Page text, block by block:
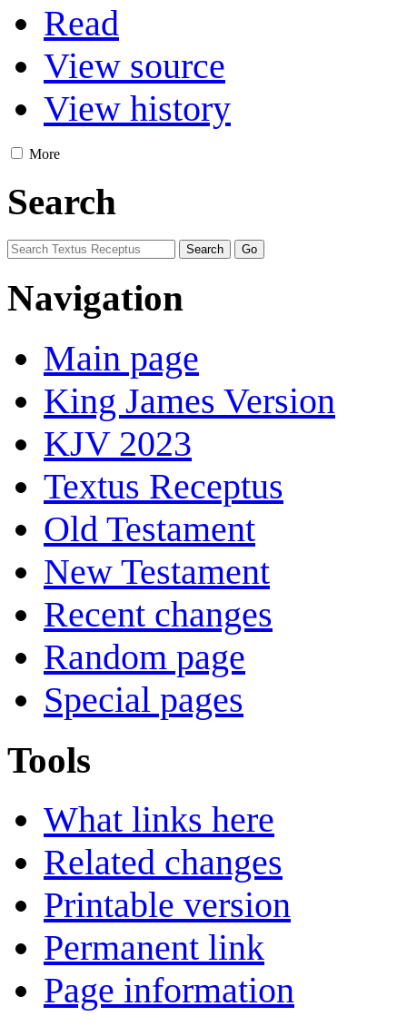
Read
View source
View history
More
Search
Navigation
Main page
King James Version
KJV 2023
Textus Receptus
Old Testament
New Testament
Recent changes
Random page
Special pages
Tools
What links here
Related changes
Printable version
Permanent link
Page information